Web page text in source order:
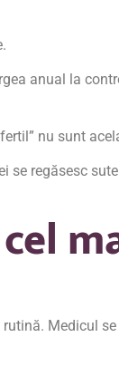
anual la
nu sunt
se regăsesc
Medicul